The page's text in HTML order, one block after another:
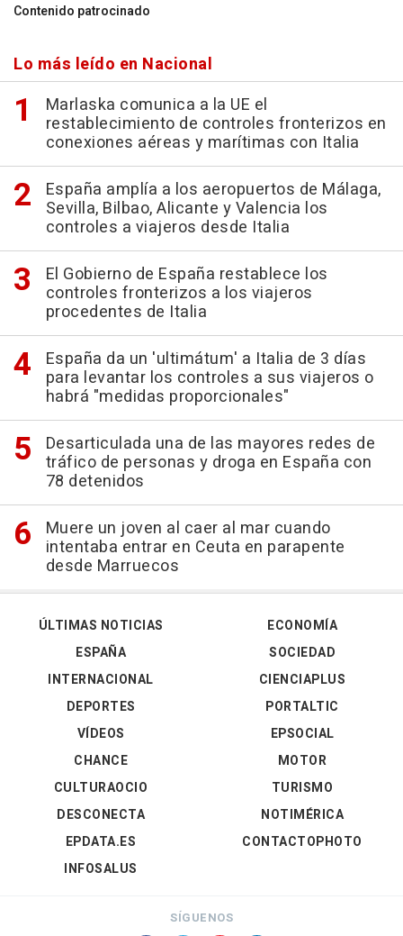
Contenido patrocinado
Lo más leído en Nacional
Marlaska comunica a la UE el
restablecimiento de controles fronterizos en
conexiones aéreas y marítimas con Italia
España amplía a los aeropuertos de Málaga,
Sevilla, Bilbao, Alicante y Valencia los
controles a viajeros desde Italia
El Gobierno de España restablece los
controles fronterizos a los viajeros
procedentes de Italia
España da un 'ultimátum' a Italia de 3 días
para levantar los controles a sus viajeros o
habrá "medidas proporcionales"
Desarticulada una de las mayores redes de
tráfico de personas y droga en España con
78 detenidos
Muere un joven al caer al mar cuando
intentaba entrar en Ceuta en parapente
desde Marruecos
ÚLTIMAS NOTICIAS
ESPAÑA
INTERNACIONAL
DEPORTES
VÍDEOS
ECONOMÍA
SOCIEDAD
CIENCIAPLUS
PORTALTIC
EPSOCIAL
CHANCE
CULTURAOCIO
DESCONECTA
EPDATA.ES
INFOSALUS
MOTOR
TURISMO
NOTIMÉRICA
CONTACTOPHOTO
SÍGUENOS